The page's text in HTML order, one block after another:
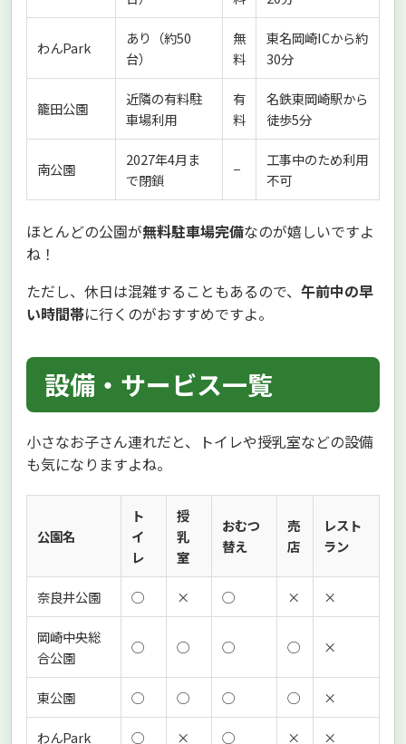
わんPark
あり（約50
台）
無
料
東名岡崎ICから約
30分
籠田公園
近隣の有料駐
車場利用
有
料
名鉄東岡崎駅から
徒歩5分
南公園
2027年4月ま
で閉鎖
−
工事中のため利用
不可
ほとんどの公園が無料駐車場完備なのが嬉しいですよ
ね！
ただし、休日は混雑することもあるので、 午前中の早
い時間帯に行くのがおすすめですよ。
設備・サービス一覧
小さなお子さん連れだと、トイレや授乳室などの設備
も気になりますよね。
公園名
ト
イ
レ
授
乳
室
おむつ
替え
売
店
レスト
ラン
奈良井公園 ◯ × ◯ × ×
岡崎中央総
合公園
◯ ◯ ◯ ◯ ×
東公園 ◯ ◯ ◯ ◯ ×
わんPark ◯ × ◯ × ×